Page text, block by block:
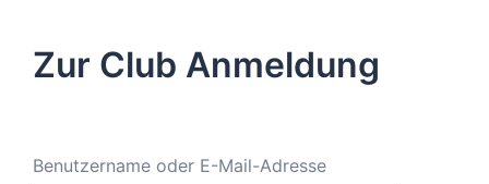
Zur Club Anmeldung
Benutzername oder E-Mail-Adresse